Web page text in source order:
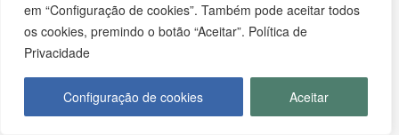
em “Configuração de cookies”. Também pode aceitar todos
os cookies, premindo o botão “Aceitar”. Política de
Privacidade
Configuração de cookies Aceitar
Últimas notícias
RISCO DE INCÊNDIO E ALERTAS METEOROLÓGICOS